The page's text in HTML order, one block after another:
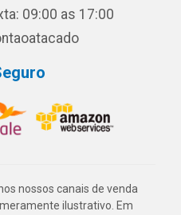
09:00 as 17:00
nossos canais de venda
ilustrativo. Em